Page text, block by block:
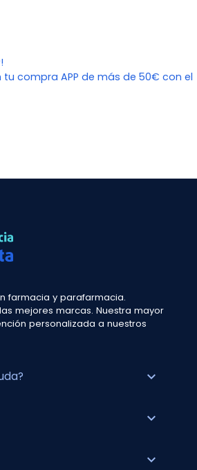
tu compra APP de más de 50€ con el
farmacia y parafarmacia.
mejores marcas. Nuestra mayor
personalizada a nuestros
expand_more
expand_more
expand_more